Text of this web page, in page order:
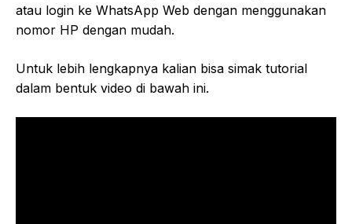
atau login ke WhatsApp Web dengan menggunakan
nomor HP dengan mudah.
Untuk lebih lengkapnya kalian bisa simak tutorial
dalam bentuk video di bawah ini.